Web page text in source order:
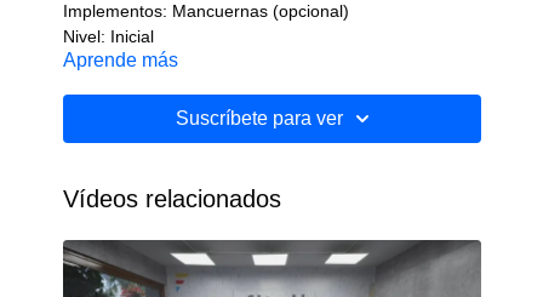
Implementos: Mancuernas (opcional)
Nivel: Inicial
Aprende más
Suscríbete para ver
Vídeos relacionados